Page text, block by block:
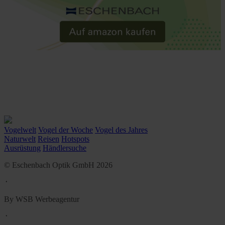
Vogelwelt Vogel der Woche Vogel des Jahres
Naturwelt Reisen Hotspots
Ausrüstung Händlersuche
© Eschenbach Optik GmbH 2026
᛫
By WSB Werbeagentur
᛫